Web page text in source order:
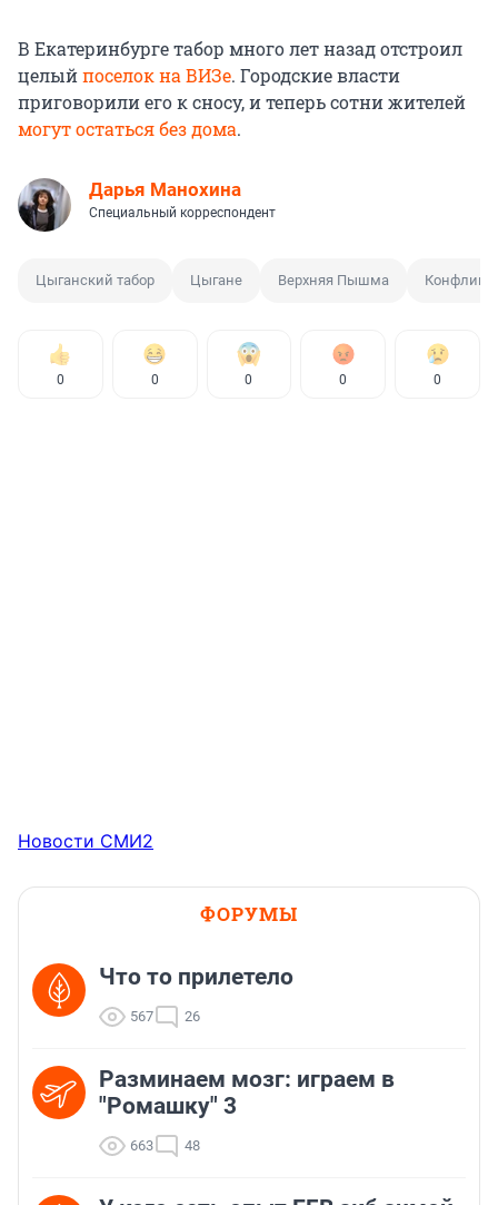
В Екатеринбурге табор много лет назад отстроил
целыйпоселок на ВИЗе. Городские власти
приговорили его к сносу, и теперь сотни жителей
могут остаться без дома.
Дарья Манохина
Специальный корреспондент
Цыганский табор Цыгане Верхняя Пышма Конфликт
0 0 0 0 0
Новости СМИ2
ФОРУМЫ
Что то прилетело
567 26
Разминаем мозг: играем в
"Ромашку" 3
663 48